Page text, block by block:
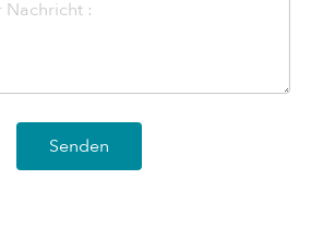
Senden